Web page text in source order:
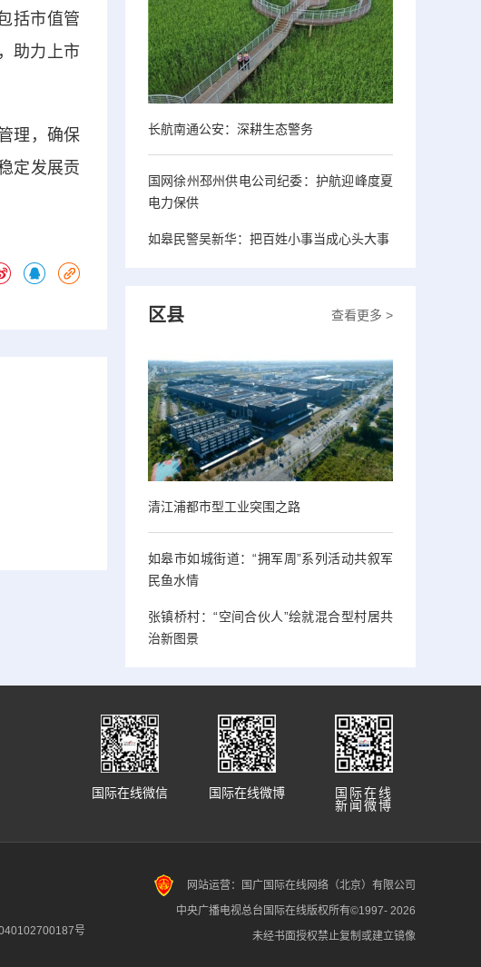
括市值管
助力上市
理，确保
定发展贡
长航南通公安：深耕生态警务
国网徐州邳州供电公司纪委：护航迎峰度夏
电力保供
如皋民警吴新华：把百姓小事当成心头大事
查看更多 >
区县
清江浦都市型工业突围之路
如皋市如城街道：“拥军周”系列活动共叙军
民鱼水情
张镇桥村：“空间合伙人”绘就混合型村居共
治新图景
国际在线
新闻微博
国际在线微博
国际在线微信
号
网站运营：国广国际在线网络（北京）有限公司
中央广播电视总台国际在线版权所有©1997- 2026
未经书面授权禁止复制或建立镜像